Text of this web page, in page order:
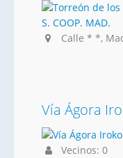
Calle * *,
Vía Ágora
Vecinos: 0